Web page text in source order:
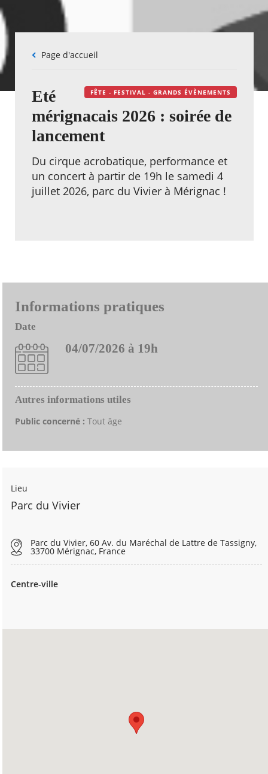
Fil
Page d'accueil
FÊTE - FESTIVAL - GRANDS ÉVÈNEMENTS
Eté
mérignacais 2026 : soirée de
lancement
Du cirque acrobatique, performance et
un concert à partir de 19h le samedi 4
juillet 2026, parc du Vivier à Mérignac !
Informations pratiques
Date
04/07/2026 à 19h
Autres informations utiles
Public concerné : Tout âge
Lieu
Parc du Vivier
Parc du Vivier, 60 Av. du Maréchal de Lattre de Tassigny,
33700 Mérignac, France
Centre-ville